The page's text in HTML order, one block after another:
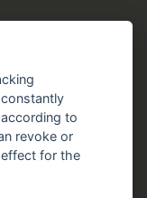
to
revoke or
for the